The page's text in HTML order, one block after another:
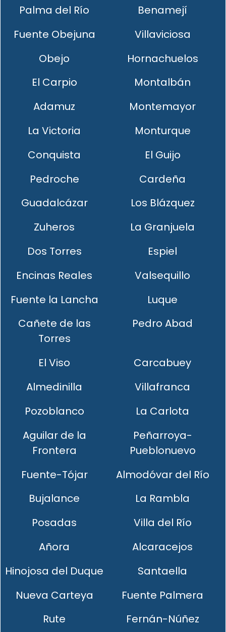
Palma del Río
Benamejí
Fuente Obejuna
Villaviciosa
Obejo
Hornachuelos
El Carpio
Montalbán
Adamuz
Montemayor
La Victoria
Monturque
Conquista
El Guijo
Pedroche
Cardeña
Guadalcázar
Los Blázquez
Zuheros
La Granjuela
Dos Torres
Espiel
Encinas Reales
Valsequillo
Fuente la Lancha
Luque
Cañete de las
Torres
Pedro Abad
El Viso
Carcabuey
Almedinilla
Villafranca
Pozoblanco
La Carlota
Aguilar de la
Frontera
Peñarroya-
Pueblonuevo
Fuente-Tójar
Almodóvar del Río
Bujalance
La Rambla
Posadas
Villa del Río
Añora
Alcaracejos
Hinojosa del Duque
Santaella
Nueva Carteya
Fuente Palmera
Rute
Fernán-Núñez